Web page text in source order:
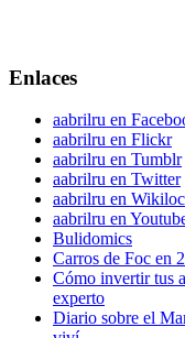
Enlaces
aabrilru en
aabrilru en Flickr
aabrilru en Tumblr
aabrilru en Twitter
aabrilru en Wikiloc
aabrilru en
Bulidomics
Carros de Foc en
Cómo invertir tus
experto
Diario sobre el